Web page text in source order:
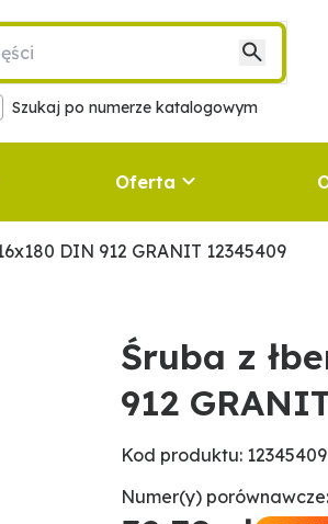
Szukaj po numerze katalogowym
Oferta
DIN 912 GRANIT 12345409
Śruba z
912
Kod produktu: 12345409
Numer(y)